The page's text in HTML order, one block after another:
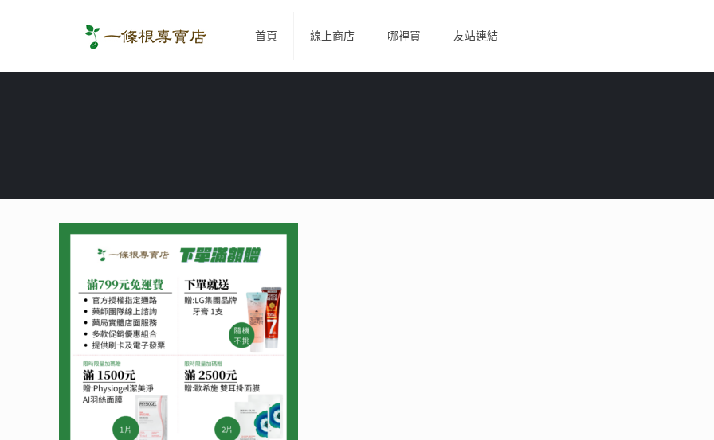
首頁 線上商店 哪裡買 友站連結